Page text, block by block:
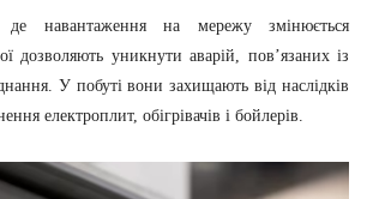
навантаження на мережу змінюється
дозволяють уникнути аварій, пов’язаних із
У побуті вони захищають від наслідків
електроплит, обігрівачів і бойлерів.